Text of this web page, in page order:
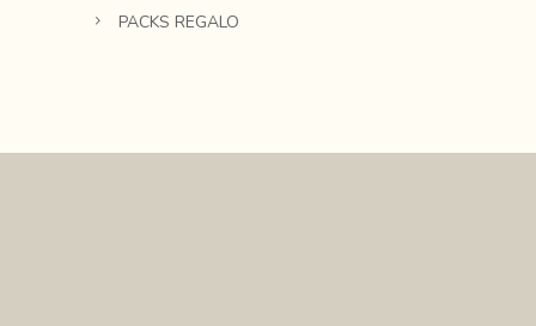
PACKS REGALO